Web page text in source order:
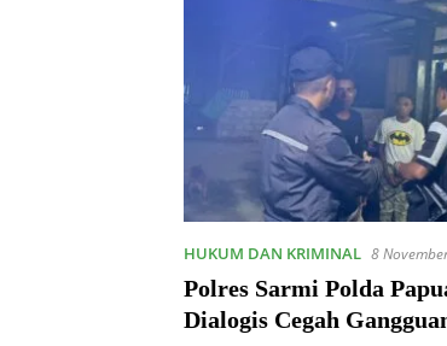
HUKUM DAN KRIMINAL 8
Polres Sarmi Polda
Dialogis Cegah